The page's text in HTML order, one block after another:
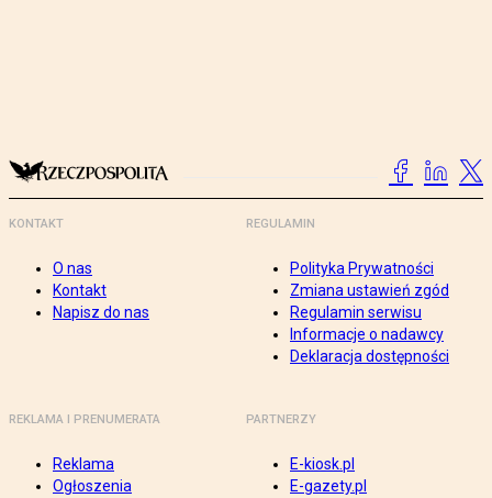
KONTAKT
O nas
Kontakt
Napisz do nas
REGULAMIN
Polityka Prywatności
Zmiana ustawień zgód
Regulamin serwisu
Informacje o nadawcy
Deklaracja dostępności
REKLAMA I PRENUMERATA
Reklama
Ogłoszenia
PARTNERZY
E-kiosk.pl
E-gazety.pl